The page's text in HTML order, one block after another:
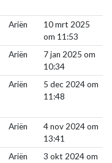
Ariën
10 mrt 2025
om 11:53
Ariën
7 jan 2025 om
10:34
Ariën
5 dec 2024 om
11:48
Ariën
4 nov 2024 om
13:41
Ariën
3 okt 2024 om